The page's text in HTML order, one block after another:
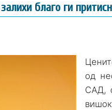
благо ги
од
САД,